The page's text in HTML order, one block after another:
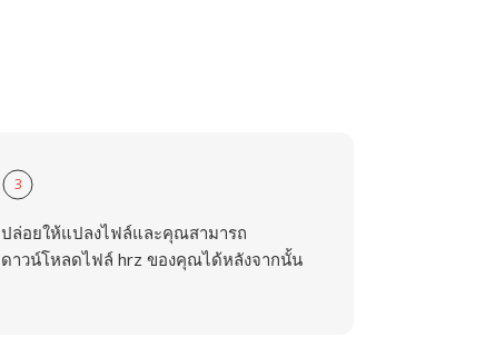
3
ปล่อยให้แปลงไฟล์และคุณสามารถ
ดาวน์โหลดไฟล์ hrz ของคุณได้หลังจากนั้น